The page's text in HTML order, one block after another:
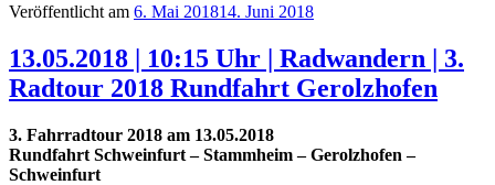
Veröffentlicht am 6. Mai 201814. Juni 2018
13.05.2018 | 10:15 Uhr | Radwandern | 3.
Radtour 2018 Rundfahrt Gerolzhofen
3. Fahrradtour 2018 am 13.05.2018
Rundfahrt Schweinfurt – Stammheim – Gerolzhofen –
Schweinfurt